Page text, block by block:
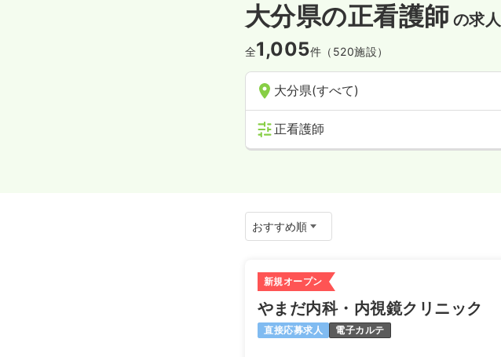
大分県の正看護師 の求人
全1,005件（520施設）
大分県(すべて)
正看護師
新規オープン
やまだ内科・内視鏡クリニック
直接応募求人 電子カルテ